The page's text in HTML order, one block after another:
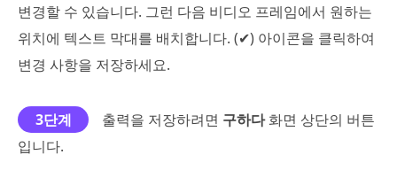
변경할 수 있습니다. 그런 다음 비디오 프레임에서 원하는
위치에 텍스트 막대를 배치합니다. (✔) 아이콘을 클릭하여
변경 사항을 저장하세요.
3단계 출력을 저장하려면 구하다화면 상단의 버튼
입니다.